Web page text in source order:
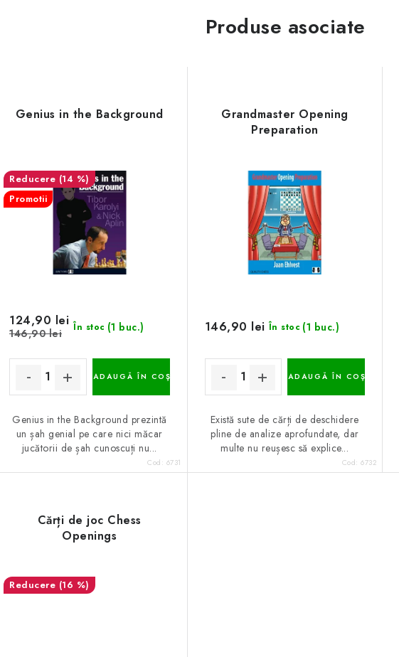
Produse asociate
Genius in the Background
(14 %)
Promotii
În stoc (1 buc.)
124,90 lei
146,90 lei
ADAUGĂ ÎN COŞ
Genius in the Background prezintă
un șah genial pe care nici măcar
jucătorii de șah cunoscuți nu...
Cod: 6731
Grandmaster Opening
Preparation
În stoc (1 buc.)
146,90 lei
ADAUGĂ ÎN COŞ
Există sute de cărți de deschidere
pline de analize aprofundate, dar
multe nu reușesc să explice...
Cod:6732
Cărți de joc Chess
Openings
(16 %)